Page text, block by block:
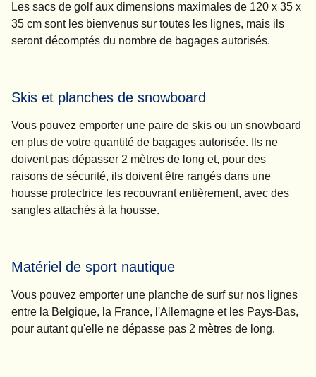
Les sacs de golf aux dimensions maximales de 120 x 35 x
35 cm sont les bienvenus sur toutes les lignes, mais ils
seront décomptés du nombre de bagages autorisés.
Skis et planches de snowboard
Vous pouvez emporter une paire de skis ou un snowboard
en plus de votre quantité de bagages autorisée. Ils ne
doivent pas dépasser 2 mètres de long et, pour des
raisons de sécurité, ils doivent être rangés dans une
housse protectrice les recouvrant entièrement, avec des
sangles attachés à la housse.
Matériel de sport nautique
Vous pouvez emporter une planche de surf sur nos lignes
entre la Belgique, la France, l'Allemagne et les Pays-Bas,
pour autant qu'elle ne dépasse pas 2 mètres de long.